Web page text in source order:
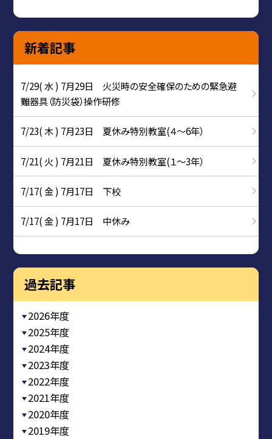
新着記事
7/29( 水 ) 7月29日 火災時の安全確保のための緊急避
難器具（防災袋）操作研修
7/23( 木 ) 7月23日 夏休み特別教室(４～6年）
7/21( 火 ) 7月21日 夏休み特別教室(１～3年）
7/17( 金 ) 7月17日 下校
7/17( 金 ) 7月17日 中休み
過去記事
2026年度
2025年度
2024年度
2023年度
2022年度
2021年度
2020年度
2019年度